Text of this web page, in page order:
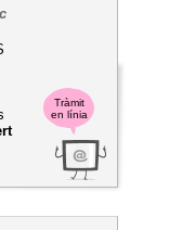
Tràmit
en línia